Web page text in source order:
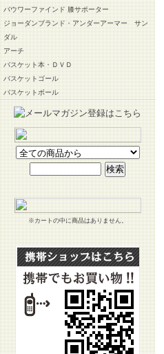
バウワーファインド 膝サポーター
ジョーダンブランド・アンダーアーマー サン
ダル
アーチ
バスケット本・ＤＶＤ
バスケットゴール
バスケットボール
※カートの中に商品はありません。